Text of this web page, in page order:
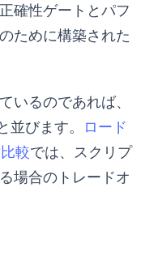
確性ゲートとパフ
ために構築された
いるのであれば、
びます。
ロード
較では、スクリプ
場合のトレードオ